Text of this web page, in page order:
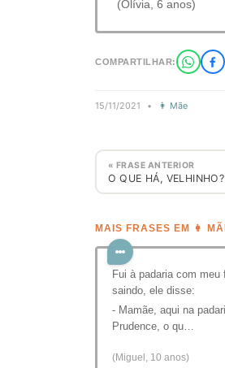
(Olívia, 6 anos)
COMPARTILHAR:
15/11/2021 • 👩 Mãe
« FRASE ANTERIOR
O QUE HÁ, VELHINHO?
MAIS FRASES EM 👩
Fui à padaria com
saindo, ele disse:
- Mamãe, aqui na
Prudence, o qu…
(Miguel, 10 anos)